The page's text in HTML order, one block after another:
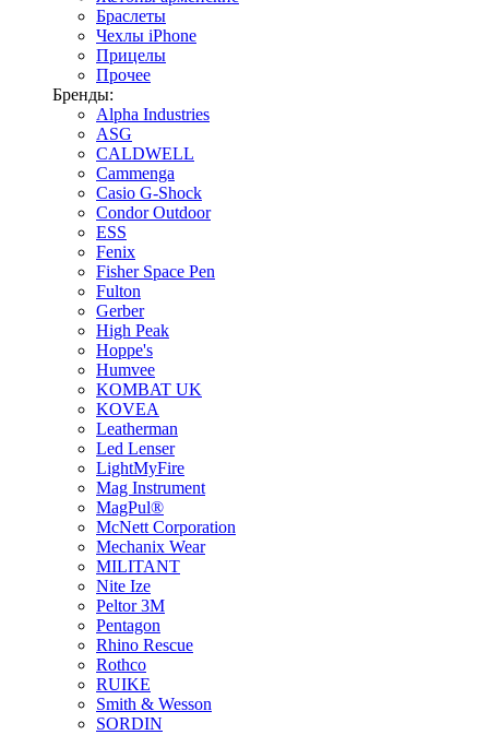
Браслеты
Чехлы iPhone
Прицелы
Прочее
Бренды:
Alpha Industries
ASG
CALDWELL
Cammenga
Casio G-Shock
Condor Outdoor
ESS
Fenix
Fisher Space Pen
Fulton
Gerber
High Peak
Hoppe's
Humvee
KOMBAT UK
KOVEA
Leatherman
Led Lenser
LightMyFire
Mag Instrument
MagPul®
McNett Corporation
Mechanix Wear
MILITANT
Nite Ize
Peltor 3M
Pentagon
Rhino Rescue
Rothco
RUIKE
Smith & Wesson
SORDIN